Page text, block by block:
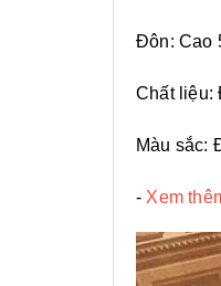
Đôn: Cao
Chất liệu:
Màu sắc:
- Xem